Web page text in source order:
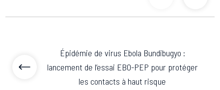
articles
Épidémie de virus Ebola Bundibugyo :
lancement de l’essai EBO-PEP pour protéger
les contacts à haut risque